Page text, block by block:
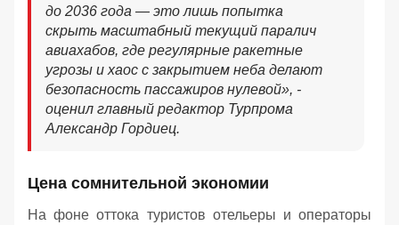
до 2036 года — это лишь попытка
скрыть масштабный текущий паралич
авиахабов, где регулярные ракетные
угрозы и хаос с закрытием неба делают
безопасность пассажиров нулевой», -
оценил главный редактор Турпрома
Александр Гордиец.
Цена сомнительной экономии
На фоне оттока туристов отельеры и операторы